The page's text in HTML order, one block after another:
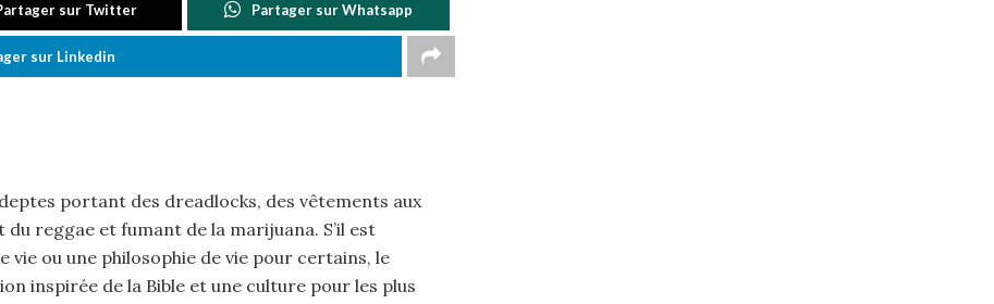
sur Twitter Partager sur Whatsapp
sur Linkedin
portant des dreadlocks, des vêtements aux
reggae et fumant de la marijuana. S’il est
ou une philosophie de vie pour certains, le
inspirée de la Bible et une culture pour les plus